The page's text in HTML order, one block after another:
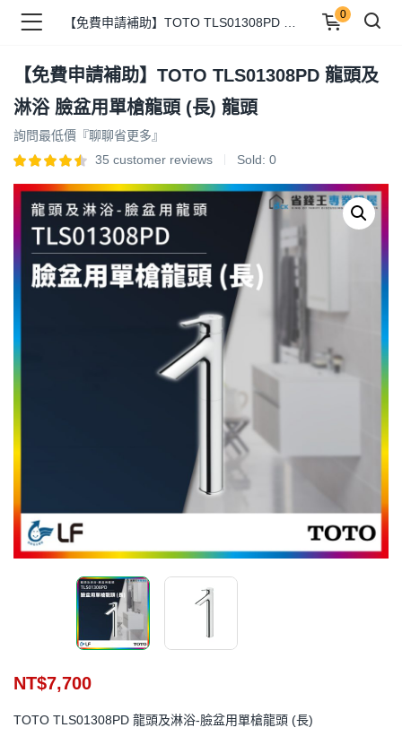
)
)
0
【免費申請補助】TOTO TLS01308PD 龍頭及
淋浴 臉盆用單槍龍頭 (長) 龍頭
詢問最低價『聊聊省更多』
35 customer reviews Sold: 0
NT$7,700
TOTO TLS01308PD 龍頭及淋浴-臉盆用單槍龍頭 (長)